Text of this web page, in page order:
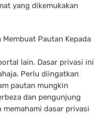
yang dikemukakan
Pautan Kepada
lain. Dasar privasi ini
Perlu diingatkan
pautan mungkin
dan pengunjung
dasar privasi